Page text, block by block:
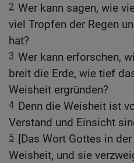
2 Wer kann sagen, wie
viel Tropfen der Regen
hat?
3 Wer kann erforschen,
breit die Erde, wie tief
Weisheit ergründen?
4 Denn die Weisheit ist
Verstand und Einsicht
5 [Das Wort Gottes in
Weisheit, und sie